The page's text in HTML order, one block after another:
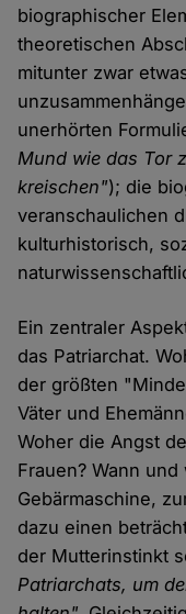
biographischer
theoretischen
mitunter zwar
unerhörten
Mund wie das Tor
kreischen"); die
veranschaulichen
kulturhistorisch,
Ein zentraler
das Patriarchat.
der größten
Väter und
Woher die Angst
Frauen? Wann
Gebärmaschine,
dazu einen
der Mutterinstinkt
Patriarchats, um